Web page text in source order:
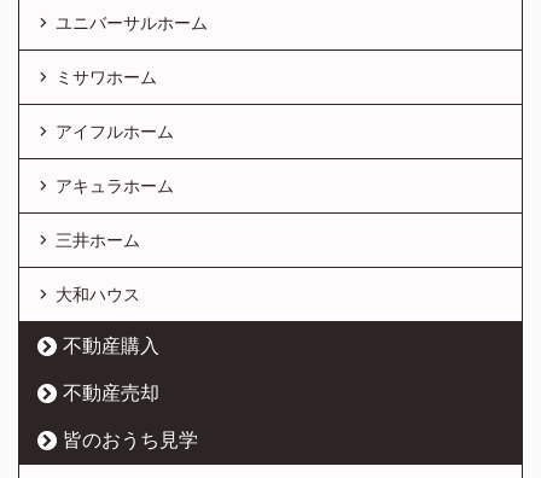
ユニバーサルホーム
ミサワホーム
アイフルホーム
アキュラホーム
三井ホーム
大和ハウス
不動産購入
不動産売却
皆のおうち見学